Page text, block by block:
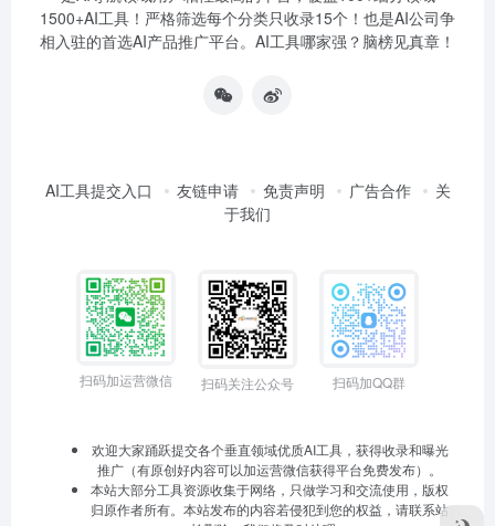
1500+AI工具！严格筛选每个分类只收录15个！也是AI公司争
相入驻的首选AI产品推广平台。AI工具哪家强？脑榜见真章！
AI工具提交入口 友链申请 免责声明 广告合作
关
于我们
扫码加运营微信 扫码关注公众号 扫码加QQ群
欢迎大家踊跃提交各个垂直领域优质AI工具，获得收录和曝光
推广（有原创好内容可以加运营微信获得平台免费发布）。
本站大部分工具资源收集于网络，只做学习和交流使用，版权
归原作者所有。本站发布的内容若侵犯到您的权益，请联系站